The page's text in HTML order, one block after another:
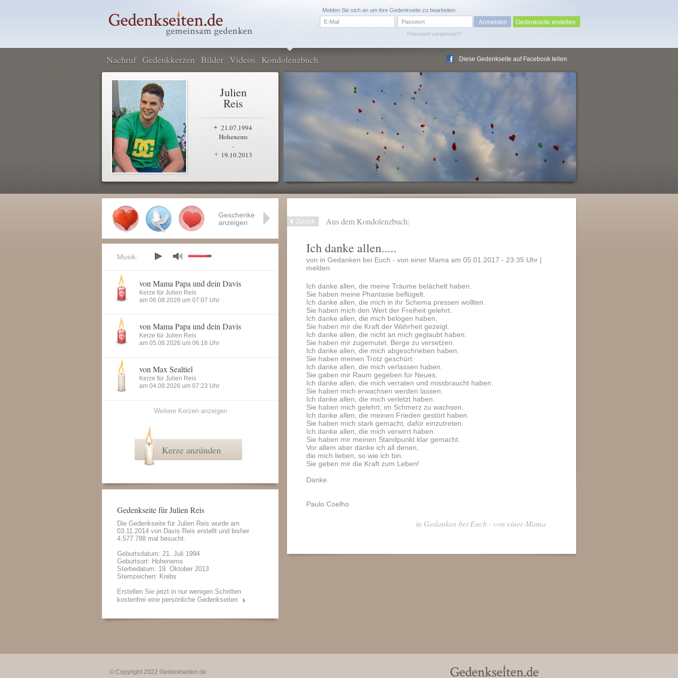
Passwort vergessen?
Melden Sie sich an um ihre Gedenkseite zu bearbeiten
Gedenkseite erstellen
Nachruf Gedenkkerzen Bilder Videos Kondolenzbuch Diese Gedenkseite auf Facebook teilen
Julien
Reis
21.07.1994
Hohenems
-
19.10.2013
Zurück Aus dem Kondolenzbuch:
Ich danke allen.....
von in Gedanken bei Euch - von einer Mama am 05.01.2017 - 23:35 Uhr |
melden
Ich danke allen, die meine Träume belächelt haben.
Sie haben meine Phantasie beflügelt.
Ich danke allen, die mich in ihr Schema pressen wollten.
Sie haben mich den Wert der Freiheit gelehrt.
Ich danke allen, die mich belogen haben.
Sie haben mir die Kraft der Wahrheit gezeigt.
Ich danke allen, die nicht an mich geglaubt haben.
Sie haben mir zugemutet, Berge zu versetzen.
Ich danke allen, die mich abgeschrieben haben.
Sie haben meinen Trotz geschürt.
Ich danke allen, die mich verlassen haben.
Sie gaben mir Raum gegeben für Neues.
Ich danke allen, die mich verraten und missbraucht haben.
Sie haben mich erwachsen werden lassen.
Ich danke allen, die mich verletzt haben.
Sie haben mich gelehrt, im Schmerz zu wachsen.
Ich danke allen, die meinen Frieden gestört haben.
Sie haben mich stark gemacht, dafür einzutreten.
Ich danke allen, die mich verwirrt haben.
Sie haben mir meinen Standpunkt klar gemacht.
Vor allem aber danke ich all denen,
die mich lieben, so wie ich bin.
Sie geben mir die Kraft zum Leben!
Danke.
Paulo Coelho
in Gedanken bei Euch - von einer Mama
Geschenke
anzeigen
Musik:
von Mama Papa und dein Davis
Kerze für Julien Reis
am 06.08.2026 um 07:07 Uhr
von Mama Papa und dein Davis
Kerze für Julien Reis
am 05.08.2026 um 06:16 Uhr
von Max Sealtiel
Kerze für Julien Reis
am 04.08.2026 um 07:23 Uhr
Weitere Kerzen anzeigen
Kerze anzünden
Gedenkseite für Julien Reis
Die Gedenkseite für Julien Reis wurde am
03.11.2014 von Davis Reis erstellt und bisher
4.577.788 mal besucht.
Geburtsdatum: 21. Juli 1994
Geburtsort: Hohenems
Sterbedatum: 19. Oktober 2013
Sternzeichen: Krebs
Erstellen Sie jetzt in nur wenigen Schritten
kostenfrei eine persönliche Gedenkseiten
© Copyright 2022 Gedenkseiten.de